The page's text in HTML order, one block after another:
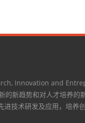
Innovation and
的新趋势和对人才培养的
技术研发及应用，培养